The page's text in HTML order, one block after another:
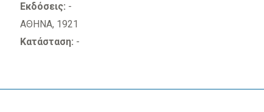
Εκδόσεις: -
ΑΘΗΝΑ, 1921
Κατάσταση: -